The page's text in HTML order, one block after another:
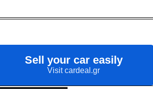
Sell your car easily
Visit cardeal.gr